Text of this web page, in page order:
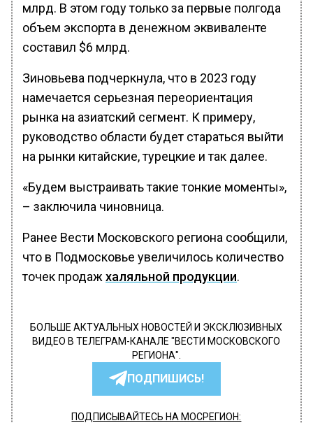
млрд. В этом году только за первые полгода
объем экспорта в денежном эквиваленте
составил $6 млрд.
Зиновьева подчеркнула, что в 2023 году
намечается серьезная переориентация
рынка на азиатский сегмент. К примеру,
руководство области будет стараться выйти
на рынки китайские, турецкие и так далее.
«Будем выстраивать такие тонкие моменты»,
– заключила чиновница.
Ранее Вести Московского региона сообщили,
что в Подмосковье увеличилось количество
точек продаж халяльной продукции.
БОЛЬШЕ АКТУАЛЬНЫХ НОВОСТЕЙ И ЭКСКЛЮЗИВНЫХ
ВИДЕО В ТЕЛЕГРАМ-КАНАЛЕ "ВЕСТИ МОСКОВСКОГО
РЕГИОНА".
ПОДПИШИСЬ!
ПОДПИСЫВАЙТЕСЬ НА МОСРЕГИОН: